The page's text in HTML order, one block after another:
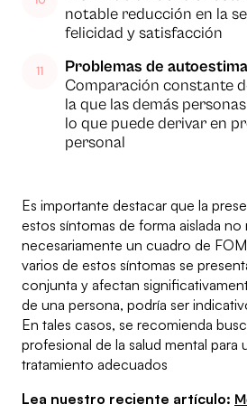
notable reducción en la
felicidad y satisfacción
Problemas de
Comparación constante
la que las demás
lo que puede derivar en
personal
Es importante destacar que la
estos síntomas de forma aislada no
necesariamente un cuadro de
varios de estos síntomas se
conjunta y afectan
de una persona, podría ser
En tales casos, se recomienda
profesional de la salud mental para
tratamiento adecuados
Lea nuestro reciente artículo: